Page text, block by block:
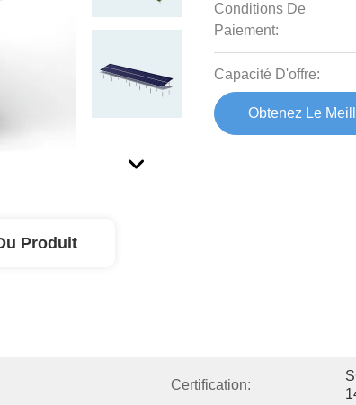
Conditions De
Paiement:
Capacité D'offre:
Obtenez Le
Produit
Certification: